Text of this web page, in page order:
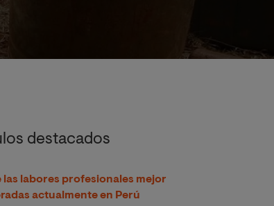
destacados
las labores profesionales mejor
actualmente en Perú